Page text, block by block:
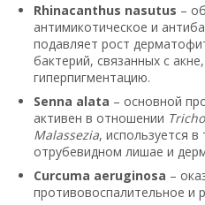
Rhinacanthus nasutus –
антимикотическое и
подавляет рост
бактерий, связанных с
гиперпигментацию.
Senna alata – основной
активен в отношении
Malassezia, используется
отрубевидном лишае и
Curcuma aeruginosa –
противовоспалительное и